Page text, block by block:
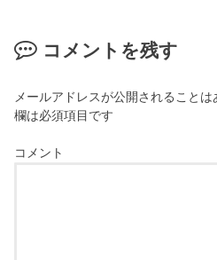
コメントを残す
メールアドレスが公開されることは
欄は必須項目です
コメント